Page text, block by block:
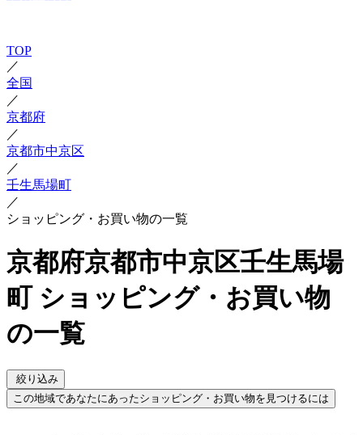
TOP
／
全国
／
京都府
／
京都市中京区
／
壬生馬場町
／
ショッピング・お買い物の一覧
京都府京都市中京区壬生馬場
町 ショッピング・お買い物
の一覧
絞り込み
この地域であなたにあったショッピング・お買い物を見つけるには